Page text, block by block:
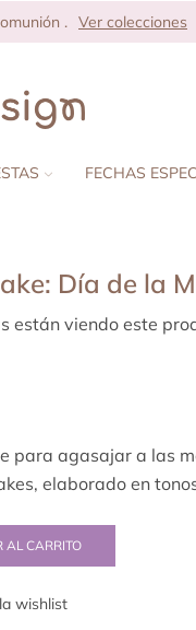
. Ver colecciones
FECHAS
Día de la
están viendo este
para agasajar a las
elaborado en
AL CARRITO
wishlist